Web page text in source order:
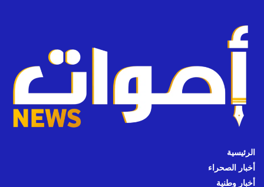
الرئيسية
أخبار الصحراء
أخبار وطنية